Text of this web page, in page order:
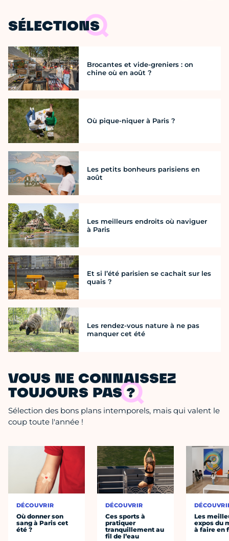
SÉLECTIONS
Brocantes et vide-greniers : on
chine où en août ?
Où pique-niquer à Paris ?
Les petits bonheurs parisiens en
août
Les meilleurs endroits où naviguer
à Paris
Et si l’été parisien se cachait sur les
quais ?
Les rendez-vous nature à ne pas
manquer cet été
VOUS NE CONNAISSEZ
TOUJOURS PAS ?
Sélection des bons plans intemporels, mais qui valent le
coup toute l'année !
DÉCOUVRIR
Où donner son
sang à Paris cet
été ?
DÉCOUVRIR
Ces sports à
pratiquer
tranquillement au
fil de l’eau
Les
expos du
à faire en